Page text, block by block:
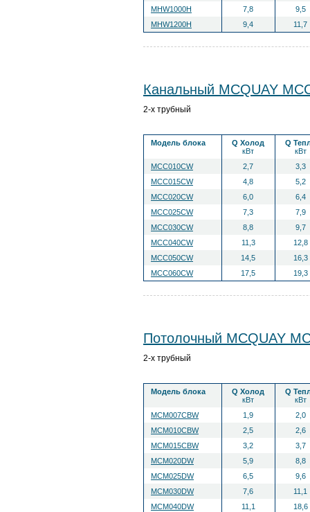
MHW1000H 7,8
9,5
MHW1200H
9,4 11,7
Канальный MCQUAY
2-х трубный
Модель блока
Q Холод
кВт
Q
кВт
MCC010CW
2,7
3,3
MCC015CW
4,8
5,2
MCC020CW
6,0
6,4
MCC025CW
7,3
7,9
MCC030CW
8,8
9,7
MCC040CW
11,3
12,8
MCC050CW
14,5
16,3
MCC060CW
17,5 19,3
Потолочный MCQUAY
2-х трубный
Модель блока
Q Холод
кВт
Q
кВт
MCM007CBW
1,9
2,0
MCM010CBW
2,5
2,6
MCM015CBW
3,2
3,7
MCM020DW
5,9
8,8
MCM025DW
6,5
9,6
MCM030DW
7,6
11,1
MCM040DW
11,1
18,6